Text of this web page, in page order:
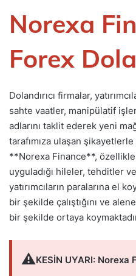
Norexa
Forex
Dolandırıcı firmalar,
sahte vaatler, manipülatif
adlarını taklit ederek yeni
tarafımıza ulaşan
**Norexa Finance**,
uyguladığı hileler, tehditler
yatırımcıların paralarına el
bir şekilde çalıştığını ve
bir şekilde ortaya
⚠️KESİN UYARI: Norexa